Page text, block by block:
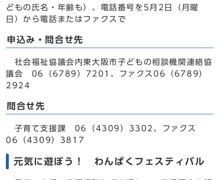
どもの氏名・年齢も）、電話番号を5月2日（月曜
日）から電話またはファクスで
申込み・問合せ先
社会福祉協議会内東大阪市子どもの相談機関連絡協
議会 06（6789）7201、ファクス06（6789）
2924
問合せ先
子育て支援課 06（4309）3302、ファクス
06（4309）3817
元気に遊ぼう！ わんぱくフェスティバル